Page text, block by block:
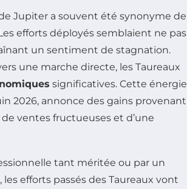
Jupiter a souvent été synonyme de
efforts déployés semblaient ne pas
un sentiment de stagnation.
une marche directe, les Taureaux
significatives. Cette énergie
2026, annonce des gains provenant
ventes fructueuses et d’une
tant méritée ou par un
efforts passés des Taureaux vont